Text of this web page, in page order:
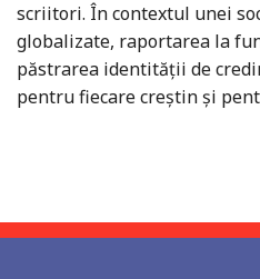
scriitori. În contextul unei
globalizate, raportarea la
păstrarea identităţii de
pentru fiecare creștin şi